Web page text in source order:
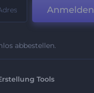
Anmelden
abbestellen.
Tools